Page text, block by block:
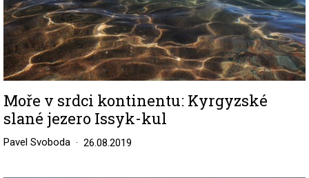
Moře v srdci kontinentu: Kyrgyzské
slané jezero Issyk-kul
Pavel Svoboda 26.08.2019